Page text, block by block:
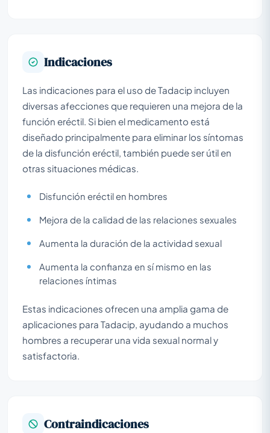
Indicaciones
Las indicaciones para el uso de Tadacip incluyen
diversas afecciones que requieren una mejora de la
función eréctil. Si bien el medicamento está
diseñado principalmente para eliminar los síntomas
de la disfunción eréctil, también puede ser útil en
otras situaciones médicas.
Disfunción eréctil en hombres
Mejora de la calidad de las relaciones sexuales
Aumenta la duración de la actividad sexual
Aumenta la confianza en sí mismo en las
relaciones íntimas
Estas indicaciones ofrecen una amplia gama de
aplicaciones para Tadacip, ayudando a muchos
hombres a recuperar una vida sexual normal y
satisfactoria.
Contraindicaciones